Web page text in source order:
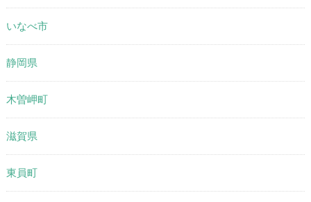
いなべ市
静岡県
木曽岬町
滋賀県
東員町